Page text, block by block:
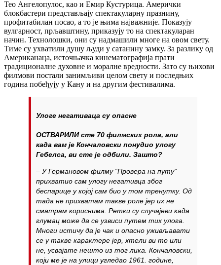
Тео Ангелопулос, као и Емир Кустурица. Амерички
блокбастери представљају спектакуларну празнину,
профитабилан посао, а то је њима најважније. Показују
вулгарност, прљавштину, приказују то на спектакуларан
начин. Технолошки, они су надмашили многе на овом свету.
Тиме су ухватили душу људи у сатанину замку. За разлику од
Американаца, источњачка кинематографија прати
традиционалне духовне и моралне вредности. Зато су њихови
филмови постали занимљиви целом свету и последњих
година побеђују у Кану и на другим фестивалима.
Улоге негативаца су опасне
ОСТВАРИЛИ сте 70 филмских рола, али
када вам је Кончаловски понудио улогу
Гебелса, ви сте је одбили. Зашто?
– У Германовом филму “Провера на путу”
прихватио сам улогу негативца због
беспарице у којој сам био у том тренутку. Од
тада не прихватам такве роле јер их не
сматрам кориснима. Ретки су случајеви када
глумац може да се узвиси путем тих улога.
Многи истичу да је чак и опасно уживљавати
се у такве карактере јер, хтели ви то или
не, усвајате нешто из тог лика. Кончаловски,
који ме је на улици угледао 1961. године,